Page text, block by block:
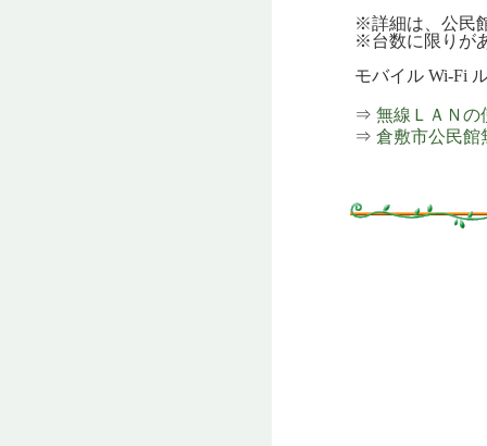
※詳細は、公民館
※台数に限りがあり
モバイル Wi-Fi ルー
⇒ 無線ＬＡＮの
⇒ 倉敷市公民館